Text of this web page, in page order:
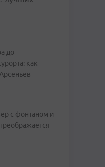
до
как
с фонтаном и